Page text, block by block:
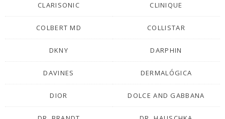
CLARISONIC CLINIQUE
COLBERT MD COLLISTAR
DKNY DARPHIN
DAVINES DERMALÓGICA
DIOR DOLCE AND GABBANA